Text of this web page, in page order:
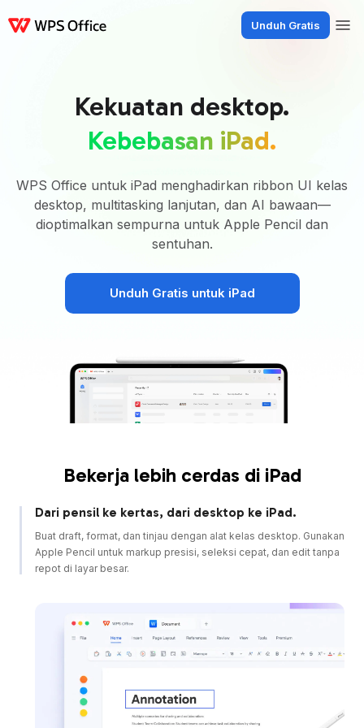
Unduh Gratis
Kekuatan desktop.
Kebebasan iPad.
WPS Office untuk iPad menghadirkan ribbon UI kelas
desktop, multitasking lanjutan, dan AI bawaan—
dioptimalkan sempurna untuk Apple Pencil dan
sentuhan.
Unduh Gratis untuk iPad
Bekerja lebih cerdas di iPad
Dari pensil ke kertas, dari desktop ke iPad.
Buat draft, format, dan tinjau dengan alat kelas desktop. Gunakan
Apple Pencil untuk markup presisi, seleksi cepat, dan edit tanpa
repot di layar besar.